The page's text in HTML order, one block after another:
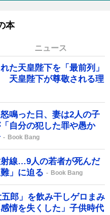
本
ニュース
た天皇陛下を「最前列」
天皇陛下が尊敬される理
鳴った日、妻は2人の子
自分の犯した罪や愚か
Book Bang
線…9人の若者が死んだ
」に迫る
Book Bang
郎」を飲み干しゲロまみ
情を失くした」子供時代